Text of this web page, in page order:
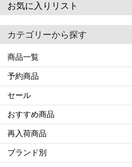
お気に入りリスト
カテゴリーから探す
商品一覧
予約商品
セール
おすすめ商品
再入荷商品
ブランド別